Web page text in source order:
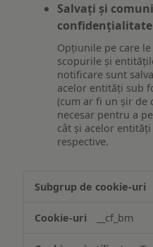
Salvați și
confidențialitate
Opțiunile pe care
scopurile și
notificare sunt
acelor entități sub
(cum ar fi un șir de
necesar pentru a
cât și acelor
respective.
funcționalităților
ului
__cf_bm